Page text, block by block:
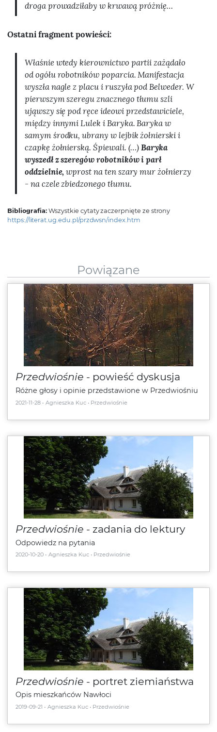
droga prowadziłaby w krwawą próżnię…
Ostatni fragment powieści:
Właśnie wtedy kierownictwo partii zażądało
od ogółu robotników poparcia. Manifestacja
wyszła nagle z placu i ruszyła pod Belweder. W
pierwszym szeregu znacznego tłumu szli
ująwszy się pod ręce ideowi przedstawiciele,
między innymi Lulek i Baryka. Baryka w
samym środku, ubrany w lejbik żołnierski i
czapkę żołnierską. Śpiewali. (…)Baryka
wyszedł z szeregów robotników i parł
oddzielnie,wprost na ten szary mur żołnierzy
- na czele zbiedzonego tłumu.
Bibliografia: Wszystkie cytaty zaczerpnięte ze strony
https://literat.ug.edu.pl/przdwsn/index.htm
Powiązane
Przedwiośnie - powieść dyskusja
Różne głosy i opinie przedstawione w Przedwiośniu
2021-11-28 Agnieszka Kuc Przedwiośnie
Przedwiośnie - zadania do lektury
Odpowiedz na pytania
2020-10-20 Agnieszka Kuc Przedwiośnie
Przedwiośnie - portret ziemiaństwa
Opis mieszkańców Nawłoci
2019-09-21 Agnieszka Kuc Przedwiośnie